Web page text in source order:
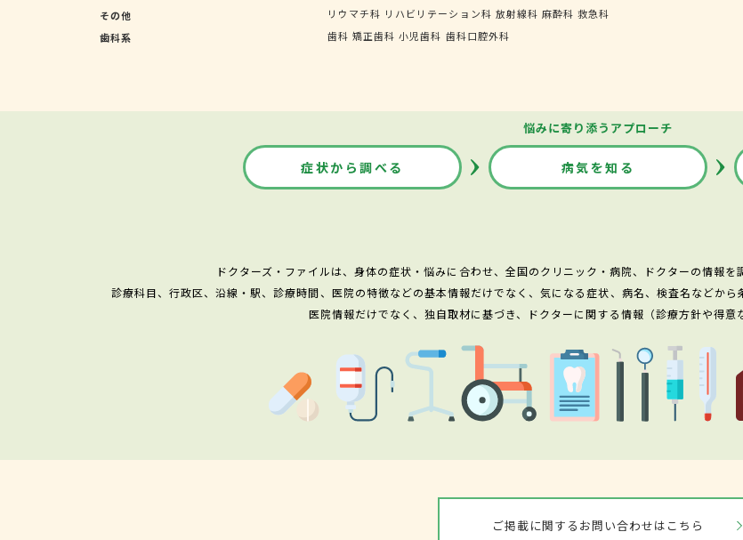
その他
リウマチ科 リハビリテーション科 放射線科 麻酔科 救急科
歯科系
歯科 矯正歯科 小児歯科 歯科口腔外科
悩みに寄り添うアプローチ
症状から調べる 病気を知る
ドクターズ・ファイルは、身体の症状・悩みに合わせ、全国のクリニック・病院、ドクターの情報を
診療科目、行政区、沿線・駅、診療時間、医院の特徴などの基本情報だけでなく、気になる症状、病名、検査名などか
医院情報だけでなく、独自取材に基づき、ドクターに関する情報（診療方針や得意
ご掲載に関するお問い合わせはこちら